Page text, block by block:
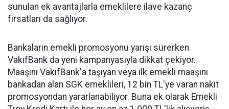
sunulan ek avantajlarla emeklilere ilave kazanç
fırsatları da sağlıyor.
Bankaların emekli promosyonu yarışı sürerken
VakıfBank da yeni kampanyasıyla dikkat çekiyor.
Maaşını VakıfBank'a taşıyan veya ilk emekli maaşını
bankadan alan SGK emeklileri, 12 bin TL'ye varan nakit
promosyondan yararlanabiliyor. Buna ek olarak Emekli